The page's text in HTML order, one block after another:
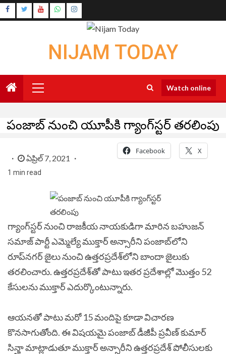
Skip
to
Instagram
NIJAM TODAY
Menu
Watch online
పంజాబ్‌ నుంచి యూపీకి గ్యాంగ్‌స్టర్‌ తరలింపు
ఏప్రిల్ 7, 2021
1 min read
Facebook X
గ్యాంగ్‌స్టర్ నుంచి రాజకీయ నాయకుడిగా మారిన బహుజన్
సమాజ్ పార్టీ ఎమ్మెల్యే ముక్తార్ అన్సారీని పంజాబ్‌లోని
రూప్‌నగర్ జైలు నుంచి ఉత్తరప్రదేశ్‌లోని బాందా జైలుకు
తరలించారు. ఉత్తరప్రదేశ్‌తో పాటు ఇతర ప్రదేశాల్లో మొత్తం 52
కేసులను ముక్తార్ ఎదుర్కొంటున్నారు.
ఆయనతో పాటు మరో 15 మందిపై కూడా విచారణ
కొనసాగుతోంది. ఈ విషయమై పంజాబ్ డీజీపీ ప్రవీణ్ కుమార్
సిన్హా మాట్లాడుతూ ముక్తార్ అన్సారీని ఉత్తరప్రదేశ్ పోలీసులకు